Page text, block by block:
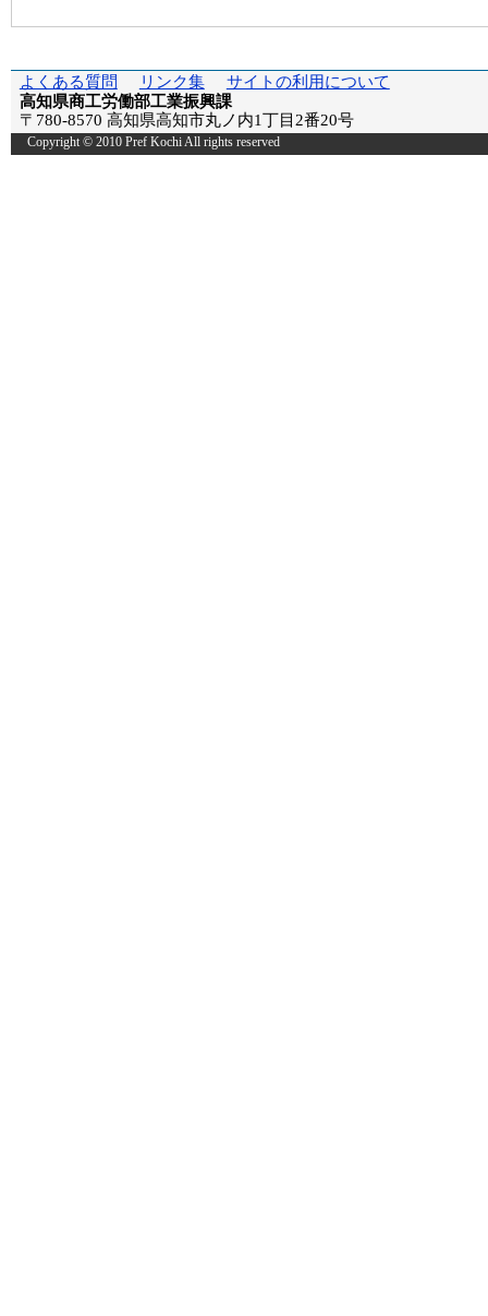
よくある質問 リンク集
サイトの利用について
高知県商工労働部工業振興課
〒780-8570 高知県高知市丸ノ内1丁目2番20号
Copyright © 2010 Pref Kochi All rights reserved